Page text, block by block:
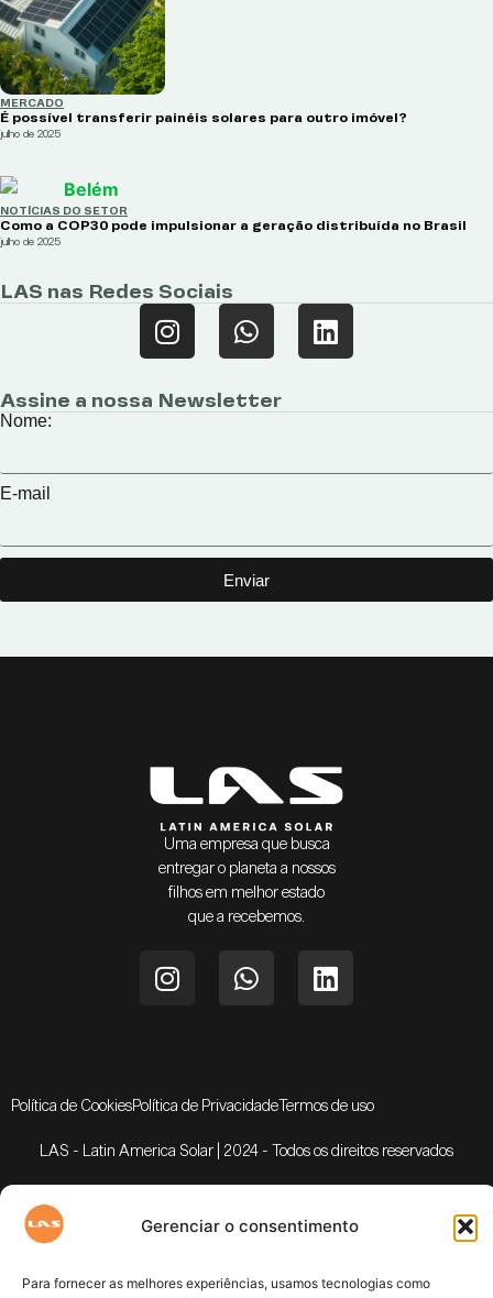
Gerenciar o consentimento
Para fornecer as melhores experiências, usamos tecnologias como
MERCADO
É possível transferir painéis solares para outro imóvel?
julho de 2025
NOTÍCIAS DO SETOR
Como a COP30 pode impulsionar a geração distribuída no Brasil
julho de 2025
LAS nas Redes Sociais
Assine a nossa Newsletter
Nome:
E-mail
Enviar
Uma empresa que busca
entregar o planeta a nossos
filhos em melhor estado
que a recebemos.
Política de CookiesPolítica de PrivacidadeTermos de uso
LAS - Latin America Solar | 2024 - Todos os direitos reservados